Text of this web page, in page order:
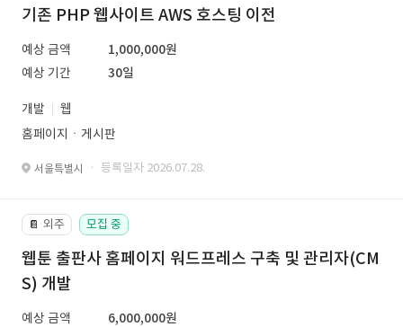
기존 PHP 웹사이트 AWS 호스팅 이전
예상 금액
1,000,000원
예상 기간
30일
개발
웹
홈페이지ㆍ게시판
서울특별시 · 등록일자 2026.07.28.
📔 외주 모집 중
웹툰 출판사 홈페이지 워드프레스 구축 및 관리자(CM
S) 개발
예상 금액
6,000,000원